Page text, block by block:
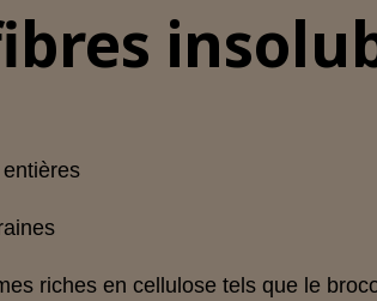
riches en cellulose tels que le